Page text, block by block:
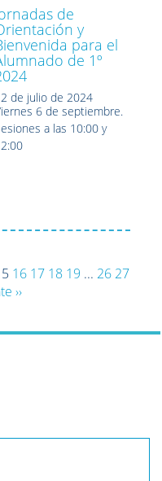
de
y
para el
de 1º
de julio de 2024
6 de septiembre.
a las 10:00 y
16 17 18 19 ... 26 27
››